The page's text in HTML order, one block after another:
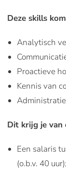
Deze skills
Analytisch
Proactieve
Kennis van
Dit krijg je van
Een salaris
(o.b.v. 40 uur);